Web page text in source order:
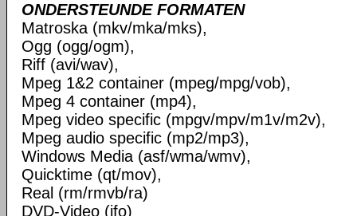
ONDERSTEUNDE FORMATEN
Matroska (mkv/mka/mks),
Ogg (ogg/ogm),
Riff (avi/wav),
Mpeg 1&2 container (mpeg/mpg/vob),
Mpeg 4 container (mp4),
Mpeg video specific (mpgv/mpv/m1v/m2v),
Mpeg audio specific (mp2/mp3),
Windows Media (asf/wma/wmv),
Quicktime (qt/mov),
Real (rm/rmvb/ra)
DVD-Video (ifo)